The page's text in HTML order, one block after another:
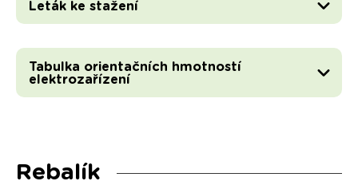
Leták ke stažení
Tabulka orientačních hmotností
elektrozařízení
Rebalík